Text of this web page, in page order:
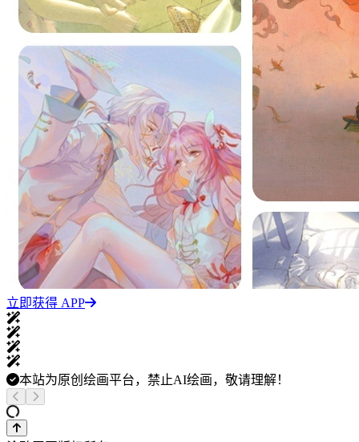
立即获得 APP
本站为原创绘画平台，禁止AI绘画，敬请理解！